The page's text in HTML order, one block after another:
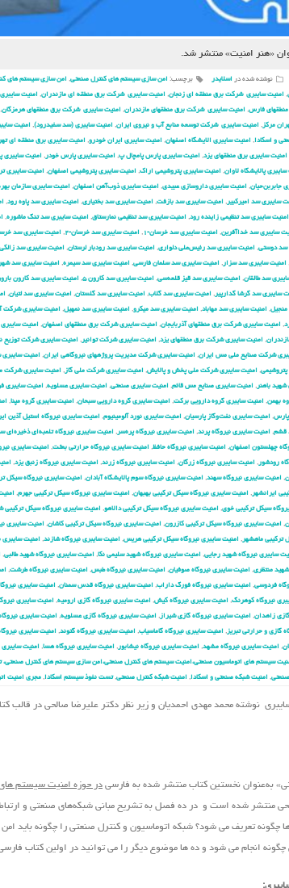
«هنر امنیت» منتشر شد.
نوشته شده در اسلایدر برچسب: امن سازی سیستم های کنترل صنعتی, امن سازی سیستم های
, امنیت سایبری شركت برق منطقه ای زنجان, امنیت سایبری شركت برق منطقه ای مازندران, امنیت
فارس, امنیت سایبری شركت برق منطقهای مازندران, امنیت سایبری شركت برق منطقهای هرمزگان,
مركز , امنیت سایبری شركت توسعه منابع آب و نیروی ایران, امنیت سایبری (سد سفیدرود), امنیت
و اسکادا, امنیت سایبری الایشگاه اصفهان, امنیت سایبری ایران خودرو, امنیت سایبری برق منطقه ای
امنیت سایبری برق منطقهای یزد, امنیت سایبری پارس پامچال پ, امنیت سایبری پارس خودر , امنیت سایبری
سایبری پالایشگاه لاوان, امنیت سایبری پتروشیمی اراک, امنیت سایبری پتروشیمی اصفهان, امنیت سایبری
جابربن‌حیان, امنیت سایبری داروسازی عبیدی, امنیت سایبری ذوب‌آهن اصفهان, امنیت سایبری سازمان
سایبری سد امیرکبیر , امنیت سایبری سد بازفت, امنیت سایبری سد بختیاری, امنیت سایبری سد پاوه رود,
امنیت سایبری سد تنظیمی زاینده رود, امنیت سایبری سد تنظیمی نمارستاق, امنیت سایبری سد تنگ ماشوره,
سایبری سد خداآفرین, امنیت سایبری سد خرسان-۱ , امنیت سایبری سد خرسان-۲ , امنیت سایبری سد
سد دوستی, امنیت سایبری سد رئیس‌علی دلواری, امنیت سایبری سد رودبار لرستان, امنیت سایبری سد زالکی
, امنیت سایبری سد سزار , امنیت سایبری سد سلمان فارسی, امنیت سایبری سد سیمره, امنیت سایبری سد
سد طالقان, امنیت سایبری سد قیز قلعه‌سی, امنیت سایبری سد کارون ۵ , امنیت سایبری سد کارون
سایبری سد گرشا گدارپیر , امنیت سایبری سد گلاب, امنیت سایبری سد گلستان, امنیت سایبری سد لتیان,
منجیل, امنیت سایبری سد مهاباد, امنیت سایبری سد میکرو, امنیت سایبری سد نمهیل, امنیت سایبری شركت
, امنیت سایبری شركت برق منطقهای آذربایجان, امنیت سایبری شركت برق منطقهای اصفهان, امنیت
, امنیت سایبری شركت برق منطقهای یزد, امنیت سایبری شركت توانیر , امنیت سایبری شركت توزیع
شركت صنایع ملی مس ایران, امنیت سایبری شركت مدیریت پروژههای نیروگاهی ایران, امنیت
, امنیت سایبری شرکت ملی پخش و پالایش, امنیت سایبری شرکت ملی گاز , امنیت سایبری شرکت
باهنر , امنیت سایبری صنایع مس قائم, امنیت سایبری صنعتی, امنیت سایبری عسلویه, امنیت سایبری
بهمن, امنیت سایبری گروه دارویی برکت, امنیت سایبری گروه دارویی سبحان, امنیت سایبری گروه مپنا,
پارس, امنیت سایبری نفت‌وگاز پارسیان, امنیت سایبری نورد آلومینیوم, امنیت سایبری نیروگاه استیل آذین
قشم, امنیت سایبری نیروگاه پرند, امنیت سایبری نیروگاه پره‌سر , امنیت سایبری نیروگاه تلمبه‌ای ذخیره‌ای
چهلستون اصفهان, امنیت سایبری نیروگاه حافظ, امنیت سایبری نیروگاه حرارتی بعثت, امنیت سایبری
رودشور , امنیت سایبری نیروگاه زرگان, امنیت سایبری نیروگاه زرند, امنیت سایبری نیروگاه زنبق یزد,
, امنیت سایبری نیروگاه سهند, امنیت سایبری نیروگاه سوم پالایشگاه آبادان, امنیت سایبری نیروگاه سیکل
ایرانشهر , امنیت سایبری نیروگاه سیکل ترکیبی بهبهان, امنیت سایبری نیروگاه سیکل ترکیبی جهرم,
سیکل ترکیبی خوی, امنیت سایبری نیروگاه سیکل ترکیبی دالاهو, امنیت سایبری نیروگاه سیکل ترکیبی
, امنیت سایبری نیروگاه سیکل ترکیبی کازرون, امنیت سایبری نیروگاه سیکل ترکیبی کاشان, امنیت سایبری
ترکیبی ماهشهر , امنیت سایبری نیروگاه سیکل ترکیبی هریس, امنیت سایبری نیروگاه شازند, امنیت سایبری
سایبری نیروگاه شهید رجایی, امنیت سایبری نیروگاه شهید سلیمی نکا, امنیت سایبری نیروگاه شهید طالبی,
شهید منتظری, امنیت سایبری نیروگاه صوفیان, امنیت سایبری نیروگاه طبس, امنیت سایبری نیروگاه طرشت,
فردوسی, امنیت سایبری نیروگاه فورگ داراب, امنیت سایبری نیروگاه قدس سمنان, امنیت سایبری
نیروگاه کوهرنگ, امنیت سایبری نیروگاه کیش, امنیت سایبری نیروگاه گازی ارومیه, امنیت سایبری
زاهدان, امنیت سایبری نیروگاه گازی شیراز , امنیت سایبری نیروگاه گازی عسلویه, امنیت سایبری
گازی و حرارتی تبریز , امنیت سایبری نیروگاه گاماسیاب, امنیت سایبری نیروگاه گتوند, امنیت سایبری
, امنیت سایبری نیروگاه مشهد, امنیت سایبری نیروگاه نیشابور , امنیت سایبری نیروگاه هسا, امنیت سایبری
سیستم های اتوماسیون صنعتی،امنیت سیستم های کنترل صنعتی،امن سازی سیستم های کنترل
, امنیت شبکه صنعتی و اسکادا, امنیت شبکه کنترل صنعتی,تست نفوذ سیستم اسکادا,مجری امنیت
آموزه از امنیت سایبری نوشته محمد مهدی احمدیان و زیر نظر دکتر علیرضا
به‌عنوان نخستین کتاب منتشر شده به فارسی در حوزه امنیت سیستم
منتشر شده است و در ده فصل به تشریح مبانی شبکه‌های صنعتی و ارتباط
چگونه تعریف می شود؟ شبکه اتوماسیون و کنترل صنعتی را چگونه باید
انجام می شود و ده ها موضوع دیگر را می توانید در اولین کتاب فارسی